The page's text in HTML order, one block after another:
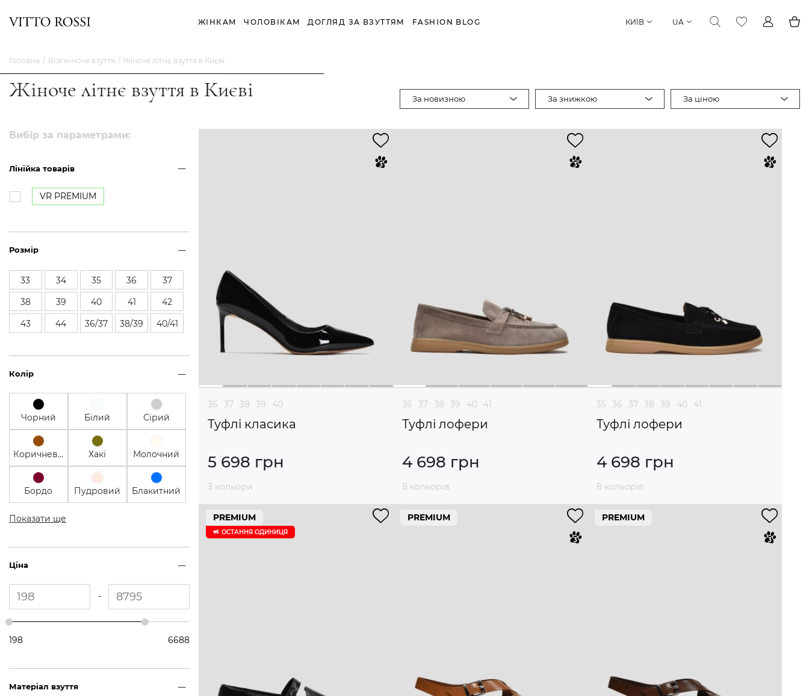
ЖІНКАМ ЧОЛОВІКАМ ДОГЛЯД ЗА ВЗУТТЯМ FASHION BLOG КИЇВ UA
Головна Все жіноче взуття Жіноче літнє взуття в Києві
Жіноче літнє взуття в Києві За новизною За знижкою За ціною
Вибір за параметрами:
Лінійка товарів
VR PREMIUM
Розмір
33 34 35 36
37
38
39 40 41
42
43
44 36/37 38/39 40/41
Колір
Чорний Білий Сірий
Коричневий Хакі Молочний
Бордо Пудровий Блакитний
Показати ще
Ціна
-
198 6688
Матеріал взуття
36 37 38 39 40
Туфлі класика
5 698 грн
3 кольори
36 37 38 39 40 41
Туфлі лофери
4 698 грн
8 кольорів
35 36 37 38 39 40 41
Туфлі лофери
4 698 грн
8 кольорів
PREMIUM
ОСТАННЯ ОДИНИЦЯ
PREMIUM PREMIUM